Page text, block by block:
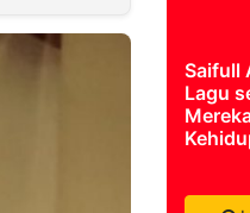
Saifull
Lagu